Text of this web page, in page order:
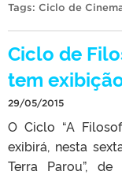
Tags: Ciclo de
Ciclo de
tem
29/05/2015
O Ciclo “A
exibirá, nesta
Terra Parou”,